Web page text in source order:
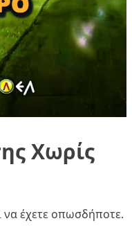
Χωρίς
έχετε οπωσδήποτε.